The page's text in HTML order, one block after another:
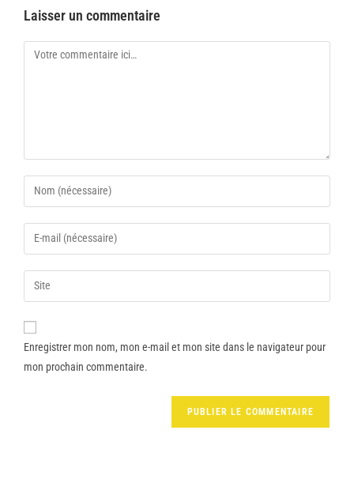
Laisser un commentaire
Enregistrer mon nom, mon e-mail et mon site dans le navigateur pour
mon prochain commentaire.